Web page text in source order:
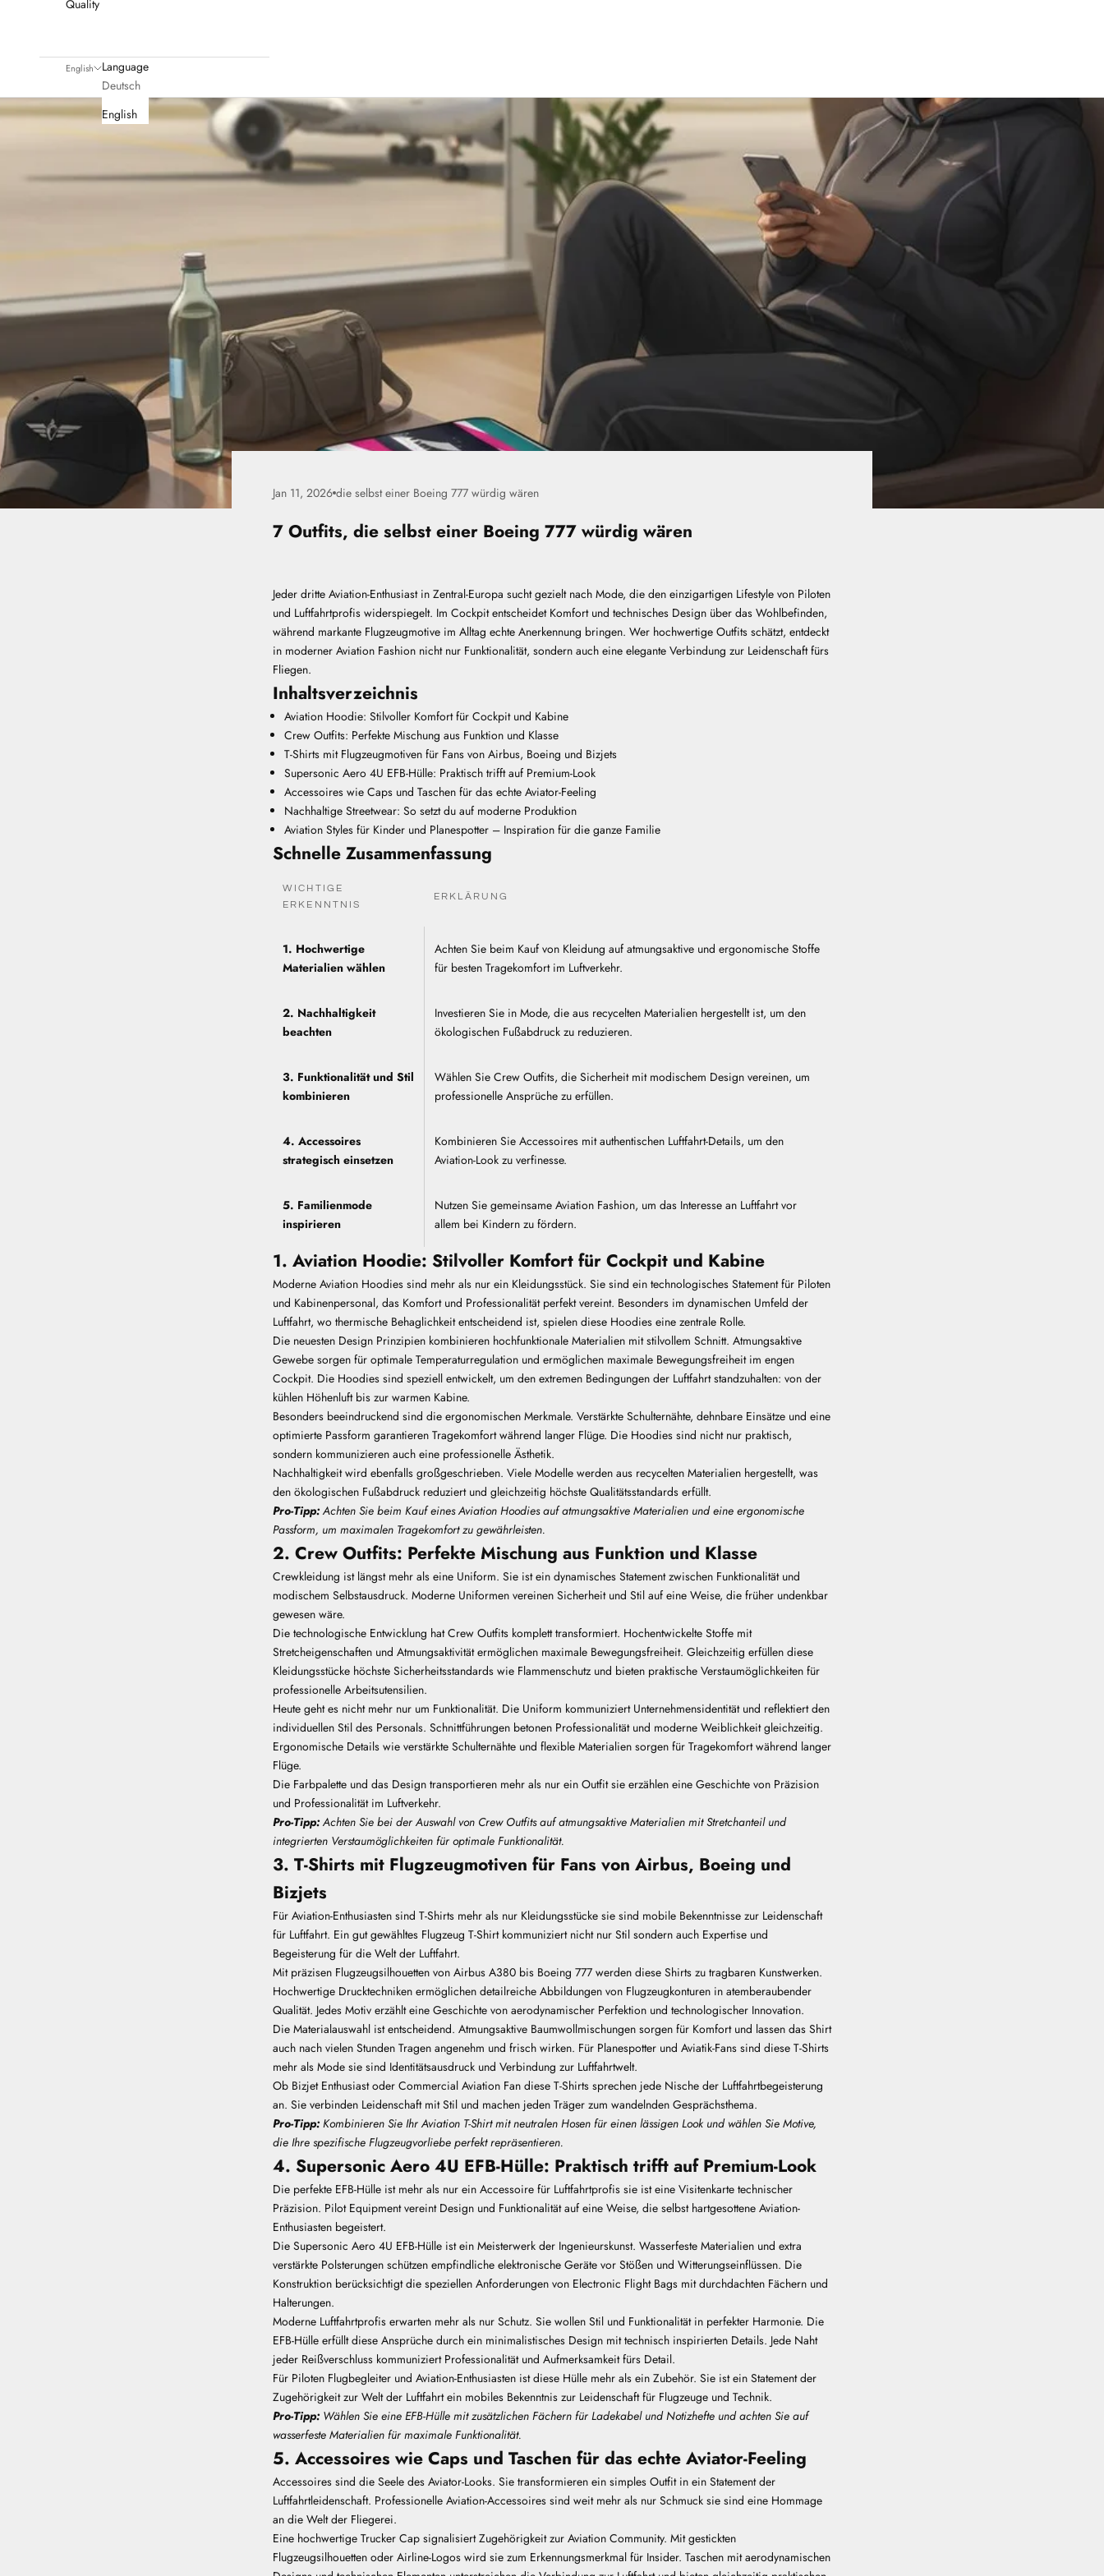
Quality
English
Language
Deutsch
English
Jan 11, 2026 die selbst einer Boeing 777 würdig wären
7 Outfits, die selbst einer Boeing 777 würdig wären
Jeder dritte Aviation-Enthusiast in Zentral-Europa sucht gezielt nach Mode, die den einzigartigen Lifestyle von Piloten
und Luftfahrtprofis widerspiegelt. Im Cockpit entscheidet Komfort und technisches Design über das Wohlbefinden,
während markante Flugzeugmotive im Alltag echte Anerkennung bringen. Wer hochwertige Outfits schätzt, entdeckt
in moderner Aviation Fashion nicht nur Funktionalität, sondern auch eine elegante Verbindung zur Leidenschaft fürs
Fliegen.
Inhaltsverzeichnis
Aviation Hoodie: Stilvoller Komfort für Cockpit und Kabine
Crew Outfits: Perfekte Mischung aus Funktion und Klasse
T-Shirts mit Flugzeugmotiven für Fans von Airbus, Boeing und Bizjets
Supersonic Aero 4U EFB-Hülle: Praktisch trifft auf Premium-Look
Accessoires wie Caps und Taschen für das echte Aviator-Feeling
Nachhaltige Streetwear: So setzt du auf moderne Produktion
Aviation Styles für Kinder und Planespotter – Inspiration für die ganze Familie
Schnelle Zusammenfassung
WICHTIGE
ERKENNTNIS
ERKLÄRUNG
1. Hochwertige
Materialien wählen
Achten Sie beim Kauf von Kleidung auf atmungsaktive und ergonomische Stoffe
für besten Tragekomfort im Luftverkehr.
2. Nachhaltigkeit
beachten
Investieren Sie in Mode, die aus recycelten Materialien hergestellt ist, um den
ökologischen Fußabdruck zu reduzieren.
3. Funktionalität und Stil
kombinieren
Wählen Sie Crew Outfits, die Sicherheit mit modischem Design vereinen, um
professionelle Ansprüche zu erfüllen.
4. Accessoires
strategisch einsetzen
Kombinieren Sie Accessoires mit authentischen Luftfahrt-Details, um den
Aviation-Look zu verfinesse.
5. Familienmode
inspirieren
Nutzen Sie gemeinsame Aviation Fashion, um das Interesse an Luftfahrt vor
allem bei Kindern zu fördern.
1. Aviation Hoodie: Stilvoller Komfort für Cockpit und Kabine
Moderne Aviation Hoodies sind mehr als nur ein Kleidungsstück. Sie sind ein technologisches Statement für Piloten
und Kabinenpersonal, das Komfort und Professionalität perfekt vereint. Besonders im dynamischen Umfeld der
Luftfahrt, wo thermische Behaglichkeit entscheidend ist, spielen diese Hoodies eine zentrale Rolle.
Die neuesten Design Prinzipien kombinieren hochfunktionale Materialien mit stilvollem Schnitt. Atmungsaktive
Gewebe sorgen für optimale Temperaturregulation und ermöglichen maximale Bewegungsfreiheit im engen
Cockpit. Die Hoodies sind speziell entwickelt, um den extremen Bedingungen der Luftfahrt standzuhalten: von der
kühlen Höhenluft bis zur warmen Kabine.
Besonders beeindruckend sind die ergonomischen Merkmale. Verstärkte Schulternähte, dehnbare Einsätze und eine
optimierte Passform garantieren Tragekomfort während langer Flüge. Die Hoodies sind nicht nur praktisch,
sondern kommunizieren auch eine professionelle Ästhetik.
Nachhaltigkeit wird ebenfalls großgeschrieben. Viele Modelle werden aus recycelten Materialien hergestellt, was
den ökologischen Fußabdruck reduziert und gleichzeitig höchste Qualitätsstandards erfüllt.
Pro-Tipp: Achten Sie beim Kauf eines Aviation Hoodies auf atmungsaktive Materialien und eine ergonomische
Passform, um maximalen Tragekomfort zu gewährleisten.
2. Crew Outfits: Perfekte Mischung aus Funktion und Klasse
Crewkleidung ist längst mehr als eine Uniform. Sie ist ein dynamisches Statement zwischen Funktionalität und
modischem Selbstausdruck. Moderne Uniformen vereinen Sicherheit und Stil auf eine Weise, die früher undenkbar
gewesen wäre.
Die technologische Entwicklung hat Crew Outfits komplett transformiert. Hochentwickelte Stoffe mit
Stretcheigenschaften und Atmungsaktivität ermöglichen maximale Bewegungsfreiheit. Gleichzeitig erfüllen diese
Kleidungsstücke höchste Sicherheitsstandards wie Flammenschutz und bieten praktische Verstaumöglichkeiten für
professionelle Arbeitsutensilien.
Heute geht es nicht mehr nur um Funktionalität. Die Uniform kommuniziert Unternehmensidentität und reflektiert den
individuellen Stil des Personals. Schnittführungen betonen Professionalität und moderne Weiblichkeit gleichzeitig.
Ergonomische Details wie verstärkte Schulternähte und flexible Materialien sorgen für Tragekomfort während langer
Flüge.
Die Farbpalette und das Design transportieren mehr als nur ein Outfit sie erzählen eine Geschichte von Präzision
und Professionalität im Luftverkehr.
Pro-Tipp: Achten Sie bei der Auswahl von Crew Outfits auf atmungsaktive Materialien mit Stretchanteil und
integrierten Verstaumöglichkeiten für optimale Funktionalität.
3. T-Shirts mit Flugzeugmotiven für Fans von Airbus, Boeing und
Bizjets
Für Aviation-Enthusiasten sind T-Shirts mehr als nur Kleidungsstücke sie sind mobile Bekenntnisse zur Leidenschaft
für Luftfahrt. Ein gut gewähltes Flugzeug T-Shirtkommuniziert nicht nur Stil sondern auch Expertise und
Begeisterung für die Welt der Luftfahrt.
Mit präzisen Flugzeugsilhouetten von Airbus A380 bis Boeing 777 werden diese Shirts zu tragbaren Kunstwerken.
Hochwertige Drucktechniken ermöglichen detailreiche Abbildungen von Flugzeugkonturen in atemberaubender
Qualität. Jedes Motiv erzählt eine Geschichte von aerodynamischer Perfektion und technologischer Innovation.
Die Materialauswahl ist entscheidend. Atmungsaktive Baumwollmischungen sorgen für Komfort und lassen das Shirt
auch nach vielen Stunden Tragen angenehm und frisch wirken. Für Planespotter und Aviatik-Fans sind diese T-Shirts
mehr als Mode sie sind Identitätsausdruck und Verbindung zur Luftfahrtwelt.
Ob Bizjet Enthusiast oder Commercial Aviation Fan diese T-Shirts sprechen jede Nische der Luftfahrtbegeisterung
an. Sie verbinden Leidenschaft mit Stil und machen jeden Träger zum wandelnden Gesprächsthema.
Pro-Tipp: Kombinieren Sie Ihr Aviation T-Shirt mit neutralen Hosen für einen lässigen Look und wählen Sie Motive,
die Ihre spezifische Flugzeugvorliebe perfekt repräsentieren.
4. Supersonic Aero 4U EFB-Hülle: Praktisch trifft auf Premium-Look
Die perfekte EFB-Hülle ist mehr als nur ein Accessoire für Luftfahrtprofis sie ist eine Visitenkarte technischer
Präzision. Pilot Equipment vereint Design und Funktionalitätauf eine Weise, die selbst hartgesottene Aviation-
Enthusiasten begeistert.
Die Supersonic Aero 4U EFB-Hülle ist ein Meisterwerk der Ingenieurskunst. Wasserfeste Materialien und extra
verstärkte Polsterungen schützen empfindliche elektronische Geräte vor Stößen und Witterungseinflüssen. Die
Konstruktion berücksichtigt die speziellen Anforderungen von Electronic Flight Bags mit durchdachten Fächern und
Halterungen.
Moderne Luftfahrtprofis erwarten mehr als nur Schutz. Sie wollen Stil und Funktionalität in perfekter Harmonie. Die
EFB-Hülle erfüllt diese Ansprüche durch ein minimalistisches Design mit technisch inspirierten Details. Jede Naht
jeder Reißverschluss kommuniziert Professionalität und Aufmerksamkeit fürs Detail.
Für Piloten Flugbegleiter und Aviation-Enthusiasten ist diese Hülle mehr als ein Zubehör. Sie ist ein Statement der
Zugehörigkeit zur Welt der Luftfahrt ein mobiles Bekenntnis zur Leidenschaft für Flugzeuge und Technik.
Pro-Tipp: Wählen Sie eine EFB-Hülle mit zusätzlichen Fächern für Ladekabel und Notizhefte und achten Sie auf
wasserfeste Materialien für maximale Funktionalität.
5. Accessoires wie Caps und Taschen für das echte Aviator-Feeling
Accessoires sind die Seele des Aviator-Looks. Sie transformieren ein simples Outfit in ein Statement der
Luftfahrtleidenschaft. Professionelle Aviation-Accessoires sind weit mehr als nur Schmuck sie sind eine Hommage
an die Welt der Fliegerei.
Eine hochwertige Trucker Cap signalisiert Zugehörigkeit zur Aviation Community. Mit gestickten
Flugzeugsilhouetten oder Airline-Logos wird sie zum Erkennungsmerkmal für Insider. Taschen mit aerodynamischen